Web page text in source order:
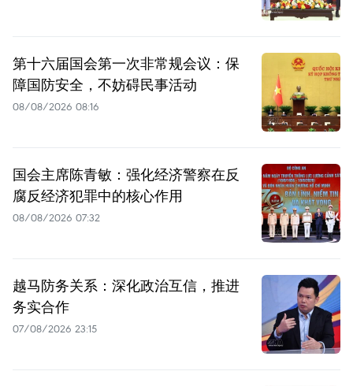
第十六届国会第一次非常规会议：保
障国防安全，不妨碍民事活动
08/08/2026 08:16
国会主席陈青敏：强化经济警察在反
腐反经济犯罪中的核心作用
08/08/2026 07:32
越马防务关系：深化政治互信，推进
务实合作
07/08/2026 23:15